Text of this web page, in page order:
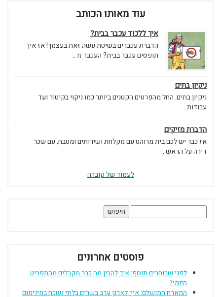
עוד מאותו הכותב
איך ללכוד עכבר בבית?
הדברת עכברים בשיטת עשה זאת בעצמך! אז איך
תופסים עכבר בבית? העכבר זו...
ניקיון בתים
ניקיון בתים. החל מהפרטים הקטנים ביותר כמו ניקוי בקיטור ועד
עבודות...
הדברת מזיקים
אז כבר יש לכם בית מרוהט עם מקלחת ושירותים ומטבח, עם שכר
דירה על הראש...
לעמוד של קוברה
חיפוש:
פוסטים אחרונים
לפני שבוחרים תוסף: איך להבין מה כבר מקבלים מהתפריט
היומי?
המארח המושלם: איך לארגן ערב בשרים בלתי נשכח במינימום